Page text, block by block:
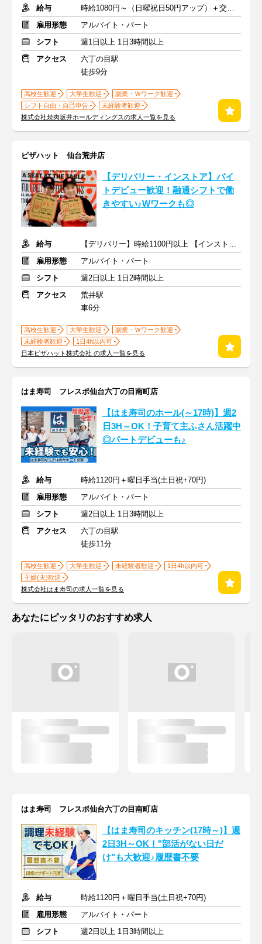
給与
時給1080円～（日曜祝日50円アップ）＋交通費規定支給
雇用形態
アルバイト・パート
シフト
週1日以上 1日3時間以上
アクセス
六丁の目駅
徒歩9分
高校生歓迎 大学生歓迎
副業・Ｗワーク歓迎
シフト自由・自己申告
未経験者歓迎
株式会社焼肉坂井ホールディングスの求人一覧を見る
ピザハット 仙台荒井店
【デリバリー・インストア】バイ
トデビュー歓迎！融通シフトで働
きやすい♪Wワークも◎
給与
【デリバリー】時給1100円以上 【インストア】時給1050円以上
雇用形態
アルバイト・パート
シフト
週2日以上 1日2時間以上
アクセス
荒井駅
車6分
高校生歓迎 大学生歓迎
副業・Ｗワーク歓迎
未経験者歓迎
1日4h以内可
日本ピザハット株式会社 の求人一覧を見る
はま寿司 フレスポ仙台六丁の目南町店
【はま寿司のホール(～17時)】週2
日3H～OK！子育て主ふさん活躍中
◎パートデビューも♪
給与
時給1120円＋曜日手当(土日祝+70円)
雇用形態
アルバイト・パート
シフト
週2日以上 1日3時間以上
アクセス
六丁の目駅
徒歩11分
高校生歓迎 大学生歓迎 未経験者歓迎
1日4h以内可
主婦(夫)歓迎
株式会社はま寿司の求人一覧を見る
あなたにピッタリのおすすめ求人
はま寿司 フレスポ仙台六丁の目南町店
【はま寿司のキッチン(17時～)】週
2日3H～OK！"部活がない日だ
け"も大歓迎♪履歴書不要
給与
時給1120円＋曜日手当(土日祝+70円)
雇用形態
アルバイト・パート
シフト
週2日以上 1日3時間以上